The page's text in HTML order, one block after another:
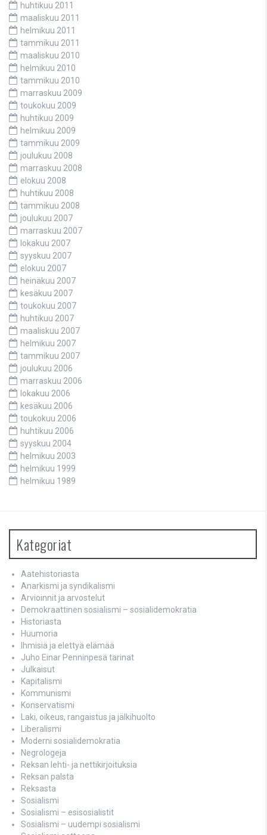
huhtikuu 2011
maaliskuu 2011
helmikuu 2011
tammikuu 2011
maaliskuu 2010
helmikuu 2010
tammikuu 2010
marraskuu 2009
toukokuu 2009
huhtikuu 2009
helmikuu 2009
tammikuu 2009
joulukuu 2008
marraskuu 2008
elokuu 2008
huhtikuu 2008
tammikuu 2008
joulukuu 2007
marraskuu 2007
lokakuu 2007
syyskuu 2007
elokuu 2007
heinäkuu 2007
kesäkuu 2007
toukokuu 2007
huhtikuu 2007
maaliskuu 2007
helmikuu 2007
tammikuu 2007
joulukuu 2006
marraskuu 2006
lokakuu 2006
kesäkuu 2006
toukokuu 2006
huhtikuu 2006
syyskuu 2004
helmikuu 2003
helmikuu 1999
helmikuu 1989
Kategoriat
Aatehistoriasta
Anarkismi ja syndikalismi
Arvioinnit ja arvostelut
Demokraattinen sosialismi – sosialidemokratia
Historiasta
Huumoria
Ihmisiä ja elettyä elämää
Juho Einar Penninpesä tarinat
Julkaisut
Kapitalismi
Kommunismi
Konservatismi
Laki, oikeus, rangaistus ja jälkihuolto
Liberalismi
Moderni sosialidemokratia
Negrologeja
Reksan lehti- ja nettikirjoituksia
Reksan palsta
Reksasta
Sosialismi
Sosialismi – esisosialistit
Sosialismi – uudempi sosialismi